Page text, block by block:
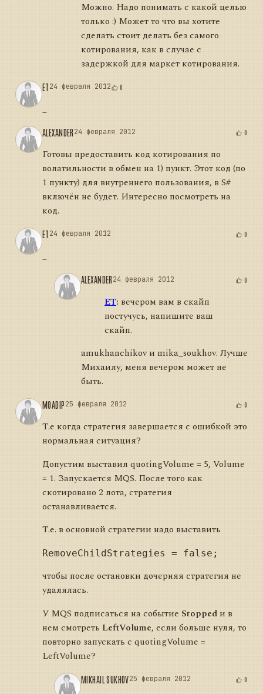
Можно. Надо понимать с какой целью
только :) Может то что вы хотите
сделать стоит делать без самого
котирования, как в случае с
задержкой для маркет котирования.
ET24 февраля 2012 0
_
ALEXANDER24 февраля 2012 0
Готовы предоставить код котирования по
волатильности в обмен на 1) пункт. Этот код (по
1 пункту) для внутреннего пользования, в S#
включён не будет. Интересно посмотреть на
код.
ET24 февраля 2012 0
_
ALEXANDER24 февраля 2012 0
ET: вечером вам в скайп
постучусь, напишите ваш
скайп.
amukhanchikov и mika_soukhov. Лучше
Михаилу, меня вечером может не
быть.
MOADIP25 февраля 2012 0
Т.е когда стратегия завершается с ошибкой это
нормальная ситуация?
Допустим выставил quotingVolume = 5, Volume
= 1. Запускается MQS. После того как
скотировано 2 лота, стратегия
останавливается.
Т.е. в основной стратегии надо выставить
чтобы после остановки дочерняя стратегия не
удалялась.
У MQS подписаться на событие Stopped и в
нем смотреть LeftVolume, если больше нуля, то
повторно запускать с quotingVolume =
LeftVolume?
MIKHAIL SUKHOV25 февраля 2012 0